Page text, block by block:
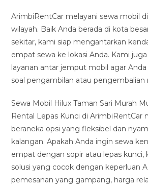
ArimbiRentCar melayani sewa mobil
wilayah. Baik Anda berada di kota
sekitar, kami siap mengantarkan
empat sewa ke lokasi Anda. Kami
layanan antar jemput mobil agar
soal pengambilan atau pengembalian
Sewa Mobil Hilux Taman Sari Murah
Rental Lepas Kunci di ArimbiRentCar
beraneka opsi yang fleksibel dan
kalangan. Apakah Anda ingin sewa
empat dengan sopir atau lepas kunci,
solusi yang cocok dengan keperluan
pemesanan yang gampang, harga